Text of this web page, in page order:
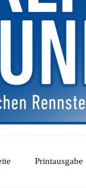
Printausgabe